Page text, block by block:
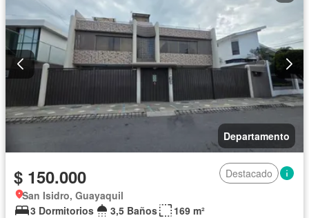
Departamento
$ 150.000
Destacado
San Isidro, Guayaquil
3 Dormitorios
3,5 Baños
169 m²